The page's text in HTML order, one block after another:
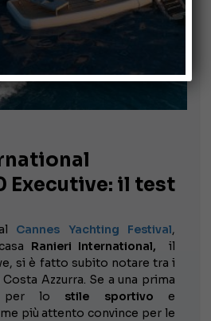
Executive: il test
Cannes Yachting Festival,
Ranieri International,
il
si è fatto subito notare tra i
Azzurra. Se a una prima
per lo stile sportivo e
più attento convince per le